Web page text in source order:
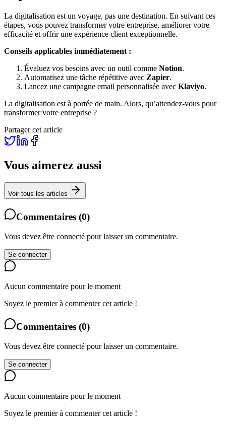
La digitalisation est un voyage, pas une destination. En suivant ces
étapes, vous pouvez transformer votre entreprise, améliorer votre
efficacité et offrir une expérience client exceptionnelle.
Conseils applicables immédiatement :
Évaluez vos besoins avec un outil comme Notion.
Automatisez une tâche répétitive avec Zapier.
Lancez une campagne email personnalisée avec Klaviyo.
La digitalisation est à portée de main. Alors, qu’attendez-vous pour
transformer votre entreprise ?
Partager cet article
Vous aimerez aussi
Voir tous les articles
Commentaires (0)
Vous devez être connecté pour laisser un commentaire.
Se connecter
Aucun commentaire pour le moment
Soyez le premier à commenter cet article !
Commentaires (0)
Vous devez être connecté pour laisser un commentaire.
Se connecter
Aucun commentaire pour le moment
Soyez le premier à commenter cet article !